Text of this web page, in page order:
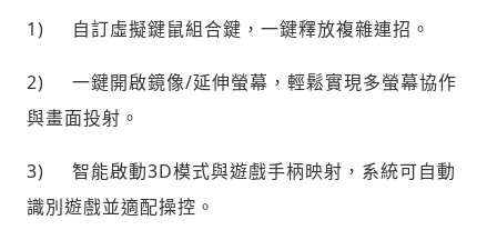
1) 自訂虛擬鍵鼠組合鍵，一鍵釋放複雜連招。
2) 一鍵開啟鏡像/延伸螢幕，輕鬆實現多螢幕協作
與畫面投射。
3) 智能啟動3D模式與遊戲手柄映射，系統可自動
識別遊戲並適配操控。